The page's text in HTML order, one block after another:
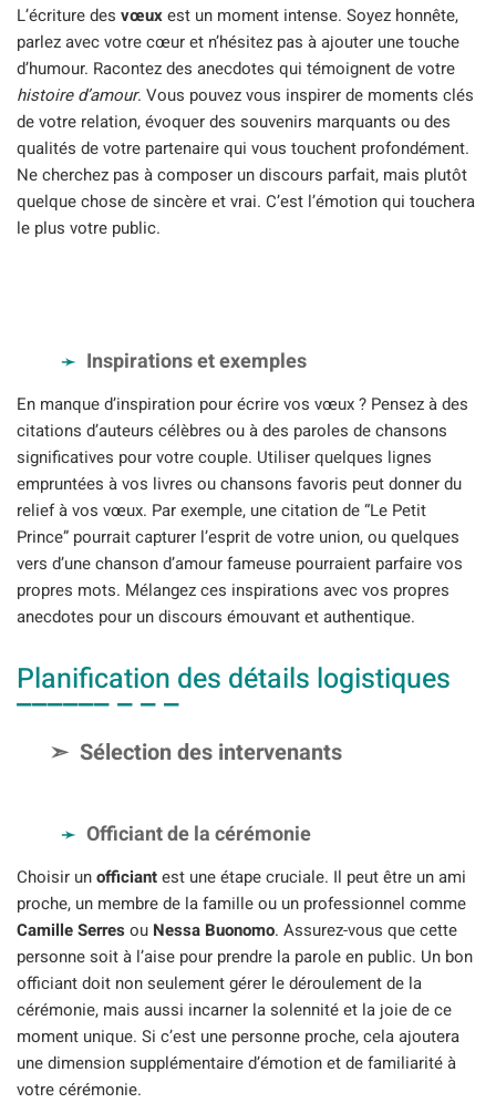
L’écriture des vœuxest un moment intense. Soyez honnête,
parlez avec votre cœur et n’hésitez pas à ajouter une touche
d’humour. Racontez des anecdotes qui témoignent de votre
histoire d’amour. Vous pouvez vous inspirer de moments clés
de votre relation, évoquer des souvenirs marquants ou des
qualités de votre partenaire qui vous touchent profondément.
Ne cherchez pas à composer un discours parfait, mais plutôt
quelque chose de sincère et vrai. C’est l’émotion qui touchera
le plus votre public.
Inspirations et exemples
En manque d’inspiration pour écrire vos vœux ? Pensez à des
citations d’auteurs célèbres ou à des paroles de chansons
significatives pour votre couple. Utiliser quelques lignes
empruntées à vos livres ou chansons favoris peut donner du
relief à vos vœux. Par exemple, une citation de “Le Petit
Prince” pourrait capturer l’esprit de votre union, ou quelques
vers d’une chanson d’amour fameuse pourraient parfaire vos
propres mots. Mélangez ces inspirations avec vos propres
anecdotes pour un discours émouvant et authentique.
Planification des détails logistiques
Sélection des intervenants
Officiant de la cérémonie
Choisir unofficiantest une étape cruciale. Il peut être un ami
proche, un membre de la famille ou un professionnel comme
Camille Serresou Nessa Buonomo. Assurez-vous que cette
personne soit à l’aise pour prendre la parole en public. Un bon
officiant doit non seulement gérer le déroulement de la
cérémonie, mais aussi incarner la solennité et la joie de ce
moment unique. Si c’est une personne proche, cela ajoutera
une dimension supplémentaire d’émotion et de familiarité à
votre cérémonie.